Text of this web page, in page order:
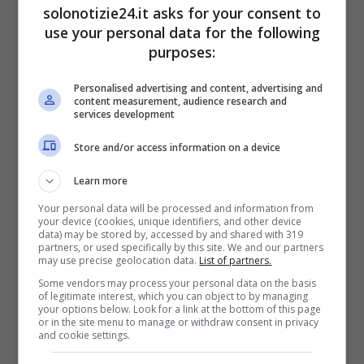
Questo talk domenicale ha degli ospiti dello
spettacolo e non davvero interessante e
intrigante. La prima ad essere intervistata
dalla grand conduttrice Francesca Fialdini
sarà la famosa Elena Sofia Ricci che è una
piccolo schermo e del cinema italiano. La
protagonista di tante celebri fiction televisive,
l’ultima in ordine cronologico “Che Dio ci
solonotizie24.it asks for your consent to
use your personal data for the following
purposes:
Personalised advertising and content, advertising and
content measurement, audience research and
services development
Store and/or access information on a device
Learn more
Your personal data will be processed and information from
your device (cookies, unique identifiers, and other device
data) may be stored by, accessed by and shared with 319
partners, or used specifically by this site. We and our partners
may use precise geolocation data. List of partners.
Some vendors may process your personal data on the basis
of legitimate interest, which you can object to by managing
your options below. Look for a link at the bottom of this page
or in the site menu to manage or withdraw consent in privacy
and cookie settings.